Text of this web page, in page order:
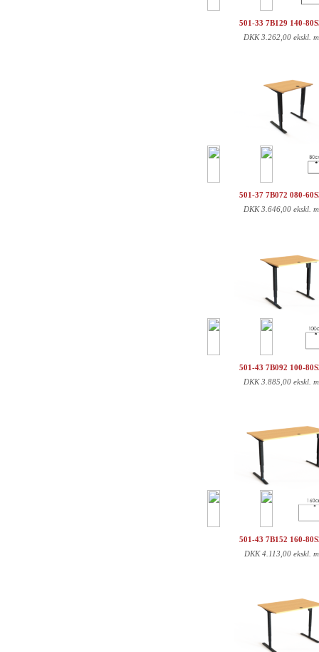
501-33 7B129 140-
DKK3.262,00 ekskl.
501-37 7B072 080-
DKK3.646,00 ekskl.
501-43 7B092 100-
DKK3.885,00 ekskl.
501-43 7B152 160-
DKK 4.113,00 ekskl.